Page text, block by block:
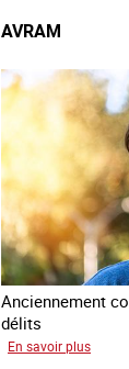
AVRAM
Anciennement
délits
En savoir plus